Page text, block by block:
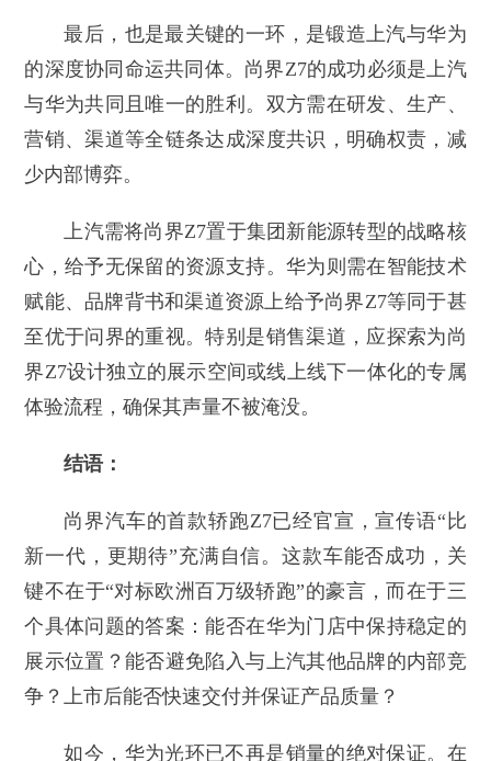
最后，也是最关键的一环，是锻造上汽与华为
的深度协同命运共同体。尚界Z7的成功必须是上汽
与华为共同且唯一的胜利。双方需在研发、生产、
营销、渠道等全链条达成深度共识，明确权责，减
少内部博弈。
上汽需将尚界Z7置于集团新能源转型的战略核
心，给予无保留的资源支持。华为则需在智能技术
赋能、品牌背书和渠道资源上给予尚界Z7等同于甚
至优于问界的重视。特别是销售渠道，应探索为尚
界Z7设计独立的展示空间或线上线下一体化的专属
体验流程，确保其声量不被淹没。
结语：
尚界汽车的首款轿跑Z7已经官宣，宣传语“比
新一代，更期待”充满自信。这款车能否成功，关
键不在于“对标欧洲百万级轿跑”的豪言，而在于三
个具体问题的答案：能否在华为门店中保持稳定的
展示位置？能否避免陷入与上汽其他品牌的内部竞
争？上市后能否快速交付并保证产品质量？
如今，华为光环已不再是销量的绝对保证。在